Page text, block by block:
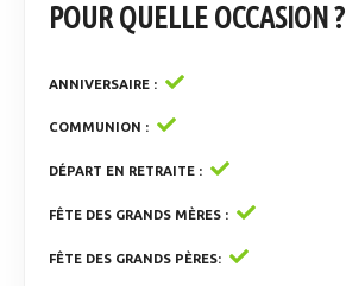
POUR QUELLE OCCASION ?
ANNIVERSAIRE
COMMUNION
DÉPART EN RETRAITE
FÊTE DES GRANDS MÈRES
FÊTE DES GRANDS PÈRES